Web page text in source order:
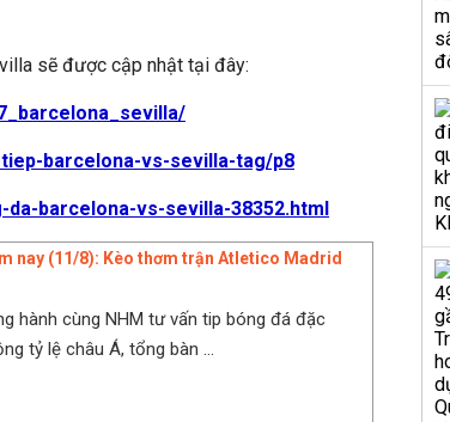
sẽ được cập nhật tại đây:
barcelona-vs-sevilla-tag/p8
barcelona-vs-sevilla-38352.html
nay (11/8): Kèo thơm trận Atletico Madrid
hành cùng NHM tư vấn tip bóng đá đặc
tỷ lệ châu Á, tổng bàn ...